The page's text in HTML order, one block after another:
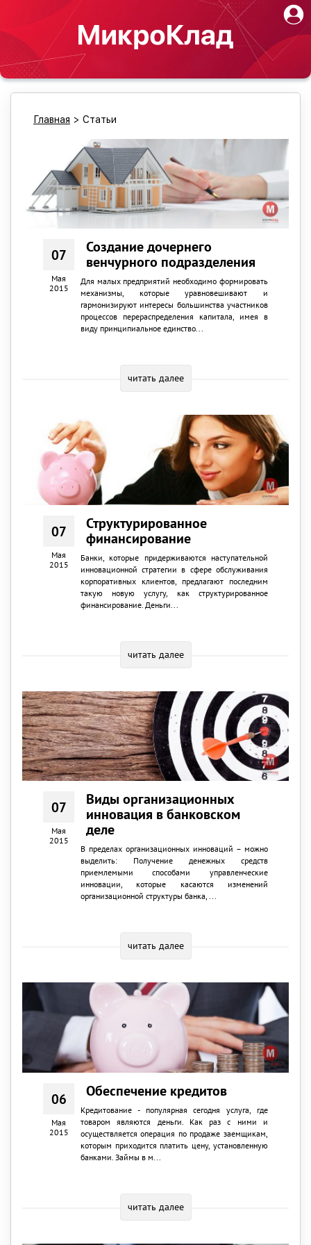
Главная > Статьи
07
Мая
2015
Создание дочернего
венчурного подразделения
Для малых предприятий необходимо формировать
механизмы, которые уравновешивают и
гармонизируют интересы большинства участников
процессов перераспределения капитала, имея в
виду принципиальное единство...
читать далее
07
Мая
2015
Структурированное
финансирование
Банки, которые придерживаются наступательной
инновационной стратегии в сфере обслуживания
корпоративных клиентов, предлагают последним
такую новую услугу, как структурированное
финансирование. Деньги...
читать далее
07
Мая
2015
Виды организационных
инновация в банковском
деле
В пределах организационных инноваций – можно
выделить: Получение денежных средств
приемлемыми способами управленческие
инновации, которые касаются изменений
организационной структуры банка, ...
читать далее
06
Мая
2015
Обеспечение кредитов
Кредитование - популярная сегодня услуга, где
товаром являются деньги. Как раз с ними и
осуществляется операция по продаже заемщикам,
которым приходится платить цену, установленную
банками. Займы в м...
читать далее